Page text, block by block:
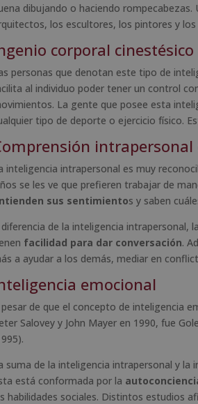
dibujando o haciendo
los escultores, los pintores y
corporal cinestésico
personas que denotan este tipo de
al individuo poder tener un control
La gente que posee esta
tipo de deporte o ejercicio físico.
inteligencia intrapersonal es muy
se les ve que prefieren trabajar de
sus sentimientos y saben
de la inteligencia intrapersonal,
facilidad para dar conversación.
a ayudar a los demás, mediar en
emocional
de que el concepto de inteligencia
Salovey y John Mayer en 1990, fue
suma de la inteligencia intrapersonal y
está conformada por la
habilidades sociales. Distintos estudios